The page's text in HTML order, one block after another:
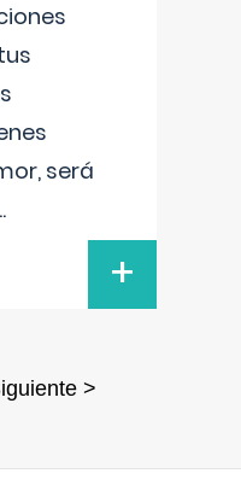
será
+
>